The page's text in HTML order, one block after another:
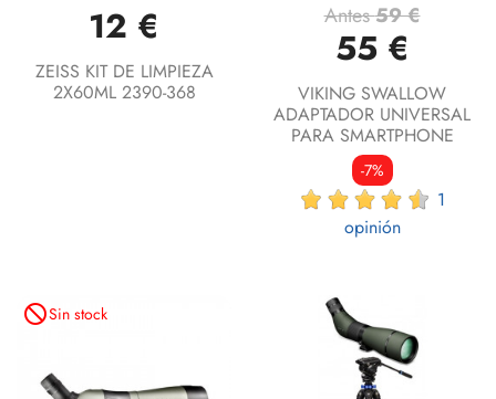
12 €
ZEISS KIT DE LIMPIEZA
2X60ML 2390-368
Antes59 €
55 €
VIKING SWALLOW
ADAPTADOR UNIVERSAL
PARA SMARTPHONE
-7%
1
opinión
not_interestedSin stock